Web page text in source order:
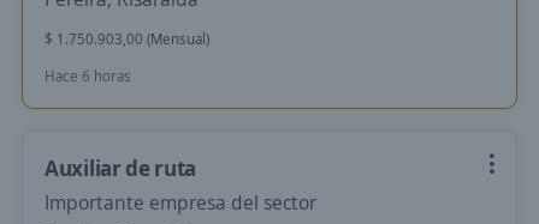
$ 1.750.903,00 (Mensual)
Hace 6 horas
Auxiliar de ruta
Importante empresa del sector